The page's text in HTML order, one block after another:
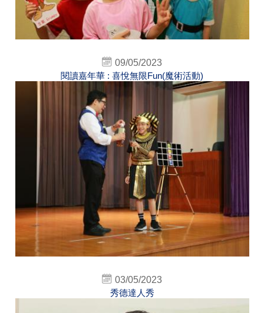
09/05/2023
閱讀嘉年華 : 喜悅無限Fun(魔術活動)
03/05/2023
秀德達人秀